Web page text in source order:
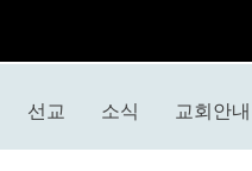
선교 소식 교회안내